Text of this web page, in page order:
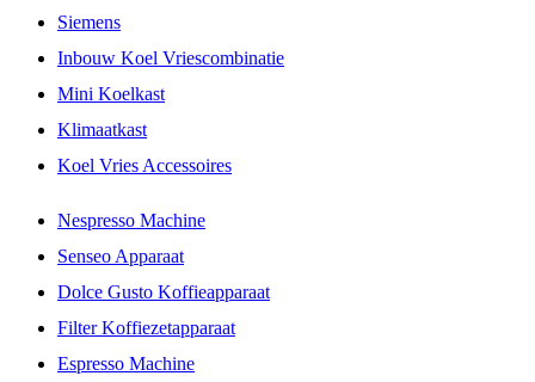
Siemens
Inbouw Koel Vriescombinatie
Mini Koelkast
Klimaatkast
Koel Vries Accessoires
Nespresso Machine
Senseo Apparaat
Dolce Gusto Koffieapparaat
Filter Koffiezetapparaat
Espresso Machine